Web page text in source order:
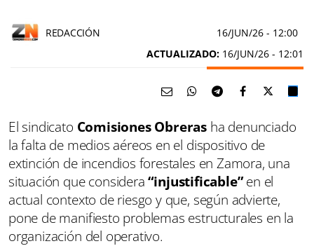
REDACCIÓN 16/JUN/26 - 12:00
ACTUALIZADO: 16/JUN/26 - 12:01
El sindicato Comisiones Obreras ha denunciado
la falta de medios aéreos en el dispositivo de
extinción de incendios forestales en Zamora, una
situación que considera“injustificable”en el
actual contexto de riesgo y que, según advierte,
pone de manifiesto problemas estructurales en la
organización del operativo.